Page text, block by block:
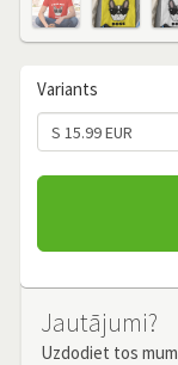
Variants
Jautājumi?
Uzdodiet tos